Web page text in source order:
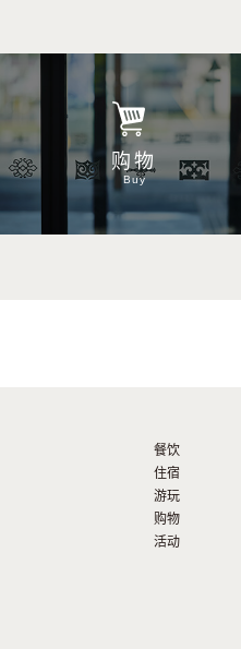
购物
Buy
餐饮
住宿
游玩
购物
活动